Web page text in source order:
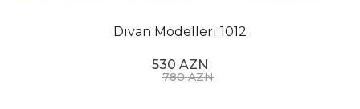
Divan Modelleri 1012
530 AZN
780 AZN